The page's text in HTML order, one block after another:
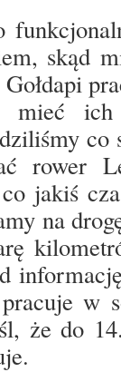
skąd
mieć
co
rower
jakiś
na
w
że do